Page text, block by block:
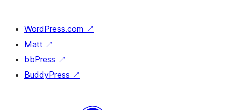
WordPress.com ↗
Matt ↗
bbPress ↗
BuddyPress ↗